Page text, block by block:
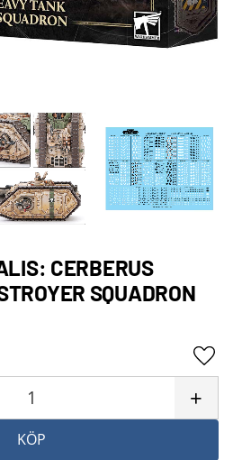
CERBERUS
SQUADRON
+
KÖP